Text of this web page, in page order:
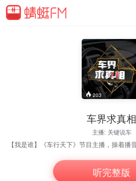
203
车界求真相
主播: 关键说车
听完整版